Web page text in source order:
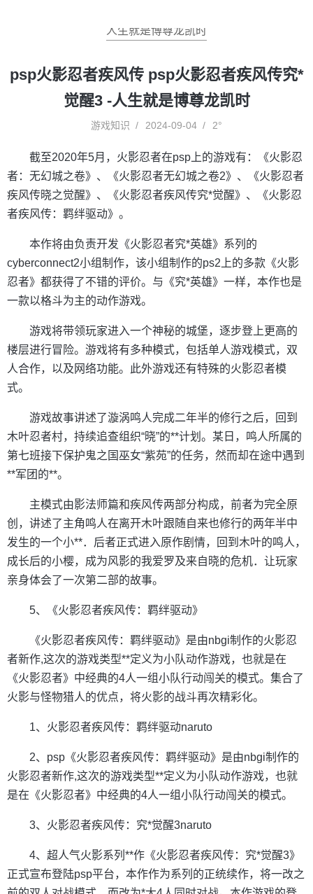
人生就是博尊龙凯时
psp火影忍者疾风传 psp火影忍者疾风传究*
觉醒3 -人生就是博尊龙凯时
游戏知识 2024-09-04 2°
截至2020年5月，火影忍者在psp上的游戏有：《火影忍
者：无幻城之卷》、《火影忍者无幻城之卷2》、《火影忍者
疾风传晓之觉醒》、《火影忍者疾风传究*觉醒》、《火影忍
者疾风传：羁绊驱动》。
本作将由负责开发《火影忍者究*英雄》系列的
cyberconnect2小组制作，该小组制作的ps2上的多款《火影
忍者》都获得了不错的评价。与《究*英雄》一样，本作也是
一款以格斗为主的动作游戏。
游戏将带领玩家进入一个神秘的城堡，逐步登上更高的
楼层进行冒险。游戏将有多种模式，包括单人游戏模式，双
人合作，以及网络功能。此外游戏还有特殊的火影忍者模
式。
游戏故事讲述了漩涡鸣人完成二年半的修行之后，回到
木叶忍者村，持续追查组织“晓”的**计划。某日，鸣人所属的
第七班接下保护鬼之国巫女“紫苑”的任务，然而却在途中遇到
**军团的**。
主模式由影法师篇和疾风传两部分构成，前者为完全原
创，讲述了主角鸣人在离开木叶跟随自来也修行的两年半中
发生的一个小**．后者正式进入原作剧情，回到木叶的鸣人，
成长后的小樱，成为风影的我爱罗及来自晓的危机．让玩家
亲身体会了一次第二部的故事。
5、《火影忍者疾风传：羁绊驱动》
《火影忍者疾风传：羁绊驱动》是由nbgi制作的火影忍
者新作,这次的游戏类型**定义为小队动作游戏，也就是在
《火影忍者》中经典的4人一组小队行动闯关的模式。集合了
火影与怪物猎人的优点，将火影的战斗再次精彩化。
1、火影忍者疾风传：羁绊驱动naruto
2、psp《火影忍者疾风传：羁绊驱动》是由nbgi制作的
火影忍者新作,这次的游戏类型**定义为小队动作游戏，也就
是在《火影忍者》中经典的4人一组小队行动闯关的模式。
3、火影忍者疾风传：究*觉醒3naruto
4、超人气火影系列**作《火影忍者疾风传：究*觉醒3》
正式宣布登陆psp平台，本作作为系列的正统续作，将一改之